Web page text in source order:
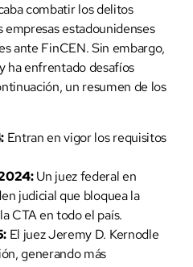
combatir los delitos
estadounidenses
ante FinCEN. Sin embargo,
ha enfrentado desafíos
un resumen de los
Entran en vigor los requisitos
Un juez federal en
judicial que bloquea la
CTA en todo el país.
El juez Jeremy D. Kernodle
generando más